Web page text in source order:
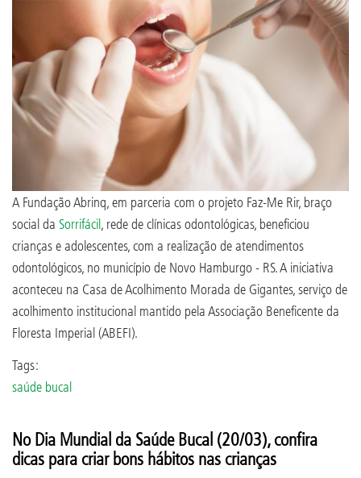
A Fundação Abrinq, em parceria com o projeto Faz-Me Rir, braço
social da Sorrifácil, rede de clínicas odontológicas, beneficiou
crianças e adolescentes, com a realização de atendimentos
odontológicos, no município de Novo Hamburgo - RS. A iniciativa
aconteceu na Casa de Acolhimento Morada de Gigantes, serviço de
acolhimento institucional mantido pela Associação Beneficente da
Floresta Imperial (ABEFI).
Tags:
saúde bucal
No Dia Mundial da Saúde Bucal (20/03), confira
dicas para criar bons hábitos nas crianças